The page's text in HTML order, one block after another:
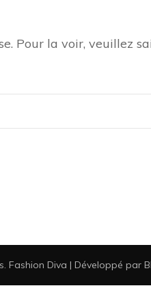
Pour la voir, veuillez
Fashion Diva | Développé par